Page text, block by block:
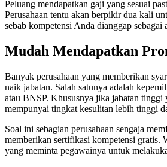
Peluang mendapatkan gaji yang sesuai
Perusahaan tentu akan berpikir dua kali
sebab kompetensi Anda dianggap sebagai
Mudah Mendapatkan
Banyak perusahaan yang memberikan
naik jabatan. Salah satunya adalah
atau BNSP. Khususnya jika jabatan tinggi
mempunyai tingkat kesulitan lebih tinggi
Soal ini sebagian perusahaan sengaja
memberikan sertifikasi kompetensi gratis.
yang meminta pegawainya untuk